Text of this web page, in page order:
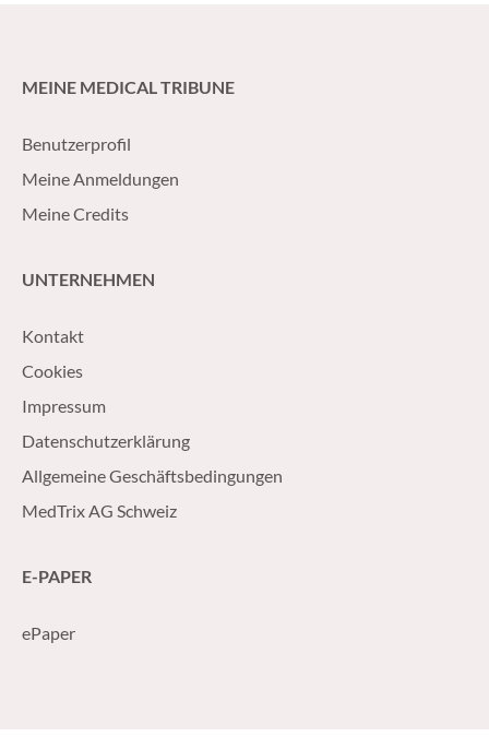
MEINE MEDICAL TRIBUNE
Benutzerprofil
Meine Anmeldungen
Meine Credits
UNTERNEHMEN
Kontakt
Cookies
Impressum
Datenschutzerklärung
Allgemeine Geschäftsbedingungen
MedTrix AG Schweiz
E-PAPER
ePaper